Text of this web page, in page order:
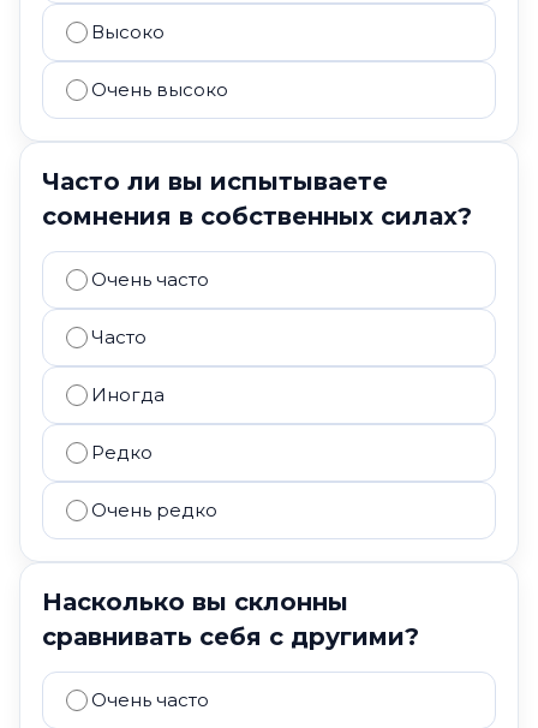
Высоко
Очень высоко
Часто ли вы испытываете
сомнения в собственных силах?
Очень часто
Часто
Иногда
Редко
Очень редко
Насколько вы склонны
сравнивать себя с другими?
Очень часто